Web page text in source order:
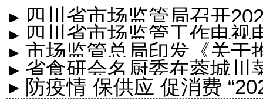
▸ 四川省市场监管局召开
▸ 四川省市场监管工作电视
▸ 市场监管总局印发《关于
进一步提升监...
▸ 省食研会名厨委在蓉城川
节研讨会
▸ 防疫情 保供应 促消费